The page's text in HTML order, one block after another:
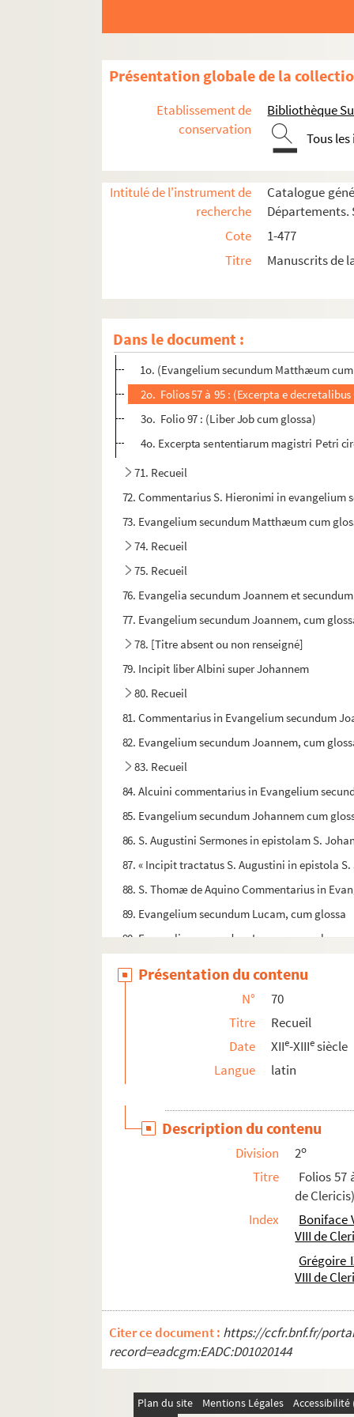
Présentation globale de la
Etablissement de
conservation
Bibliothèque
Tous
Intitulé de l'instrument de
recherche
Catalogue
Départements.
Cote
1-477
Titre
Manuscrits de
Dans le document :
59. Capitula in Cantica canticorum
61. Recueil
63. Evangelia
63bis. Quatuor evangelia
64. Lectionarium
66. Evangelium S. Matthæi, cum glossa
67. Paschasii Radberti Commentarius in
69. Recueil
70. Recueil
1o. (Evangelium secundum Matthæum
2o. Folios 57 à 95 : (Excerpta e
3o. Folio 97 : (Liber Job cum glossa)
4o. Excerpta sententiarum magistri Petri
71. Recueil
72. Commentarius S. Hieronimi in
73. Evangelium secundum Matthæum cum
74. Recueil
75. Recueil
76. Evangelia secundum Joannem et
77. Evangelium secundum Joannem, cum
78. [Titre absent ou non renseigné]
79. Incipit liber Albini super Johannem
80. Recueil
81. Commentarius in Evangelium secundum
82. Evangelium secundum Joannem, cum
83. Recueil
84. Alcuini commentarius in Evangelium
85. Evangelium secundum Johannem cum
86. S. Augustini Sermones in epistolam S.
87. « Incipit tractatus S. Augustini in epistola S.
88. S. Thomæ de Aquino Commentarius in
89. Evangelium secundum Lucam, cum glossa
90. Eavngelium secundum Lucam, cum glossa
96. Hæc (
97. Aurelii Augustini episcopi de consensu
98. Recueil
103. Commentarius in epistolas S. Pauli
105. Florus de Lyon. Commentarius in epistolas
106. Origenis Commentarius in epistolam S.
108. S. Pauli Epistolæ, cum glossa
Présentation du contenu
N°
70
Titre
Recueil
Date
XIIe-XIIIesiècle
Langue
latin
Description du contenu
Division 2o
Titre
Folios 57
de
Index
Boniface
VIII de
Grégoire
VIII de
Citer ce document : https://ccfr.bnf.fr/
record=eadcgm:EADC:D01020144
Plan du site Mentions Légales